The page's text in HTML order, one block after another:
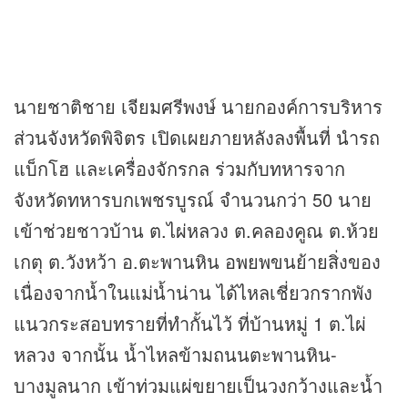
นายชาติชาย เจียมศรีพงษ์ นายกองค์การบริหาร
ส่วนจังหวัดพิจิตร เปิดเผยภายหลังลงพื้นที่ นำรถ
แบ็กโฮ และเครื่องจักรกล ร่วมกับทหารจาก
จังหวัดทหารบกเพชรบูรณ์ จำนวนกว่า 50 นาย
เข้าช่วยชาวบ้าน ต.ไผ่หลวง ต.คลองคูณ ต.ห้วย
เกตุ ต.วังหว้า อ.ตะพานหิน อพยพขนย้ายสิ่งของ
เนื่องจากน้ำในแม่น้ำน่าน ได้ไหลเชี่ยวกรากพัง
แนวกระสอบทรายที่ทำกั้นไว้ ที่บ้านหมู่ 1 ต.ไผ่
หลวง จากนั้น น้ำไหลข้ามถนนตะพานหิน-
บางมูลนาก เข้าท่วมแผ่ขยายเป็นวงกว้างและน้ำ